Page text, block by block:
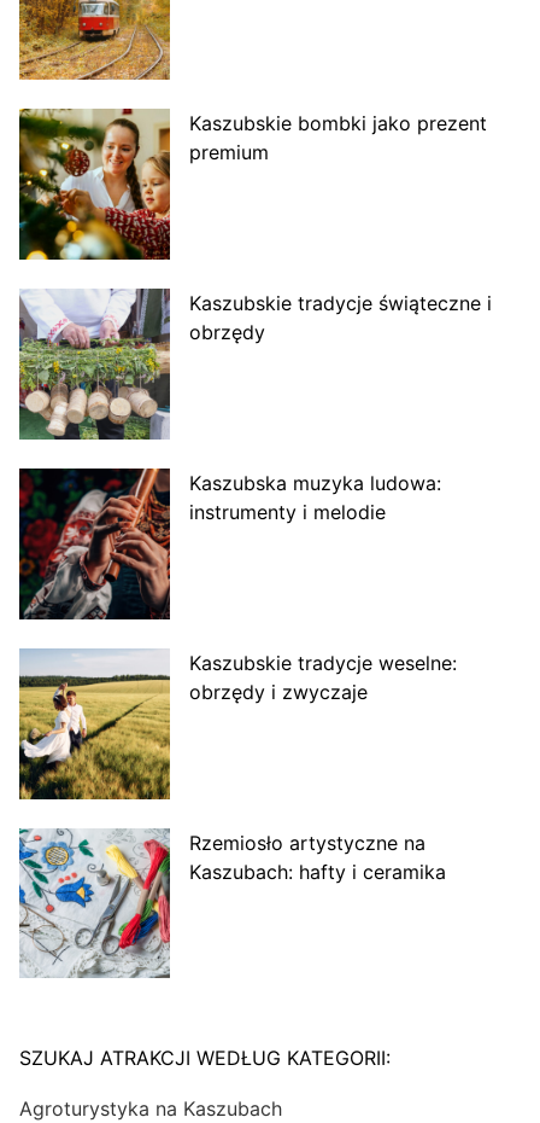
Kaszubskie bombki jako prezent
premium
Kaszubskie tradycje świąteczne i
obrzędy
Kaszubska muzyka ludowa:
instrumenty i melodie
Kaszubskie tradycje weselne:
obrzędy i zwyczaje
Rzemiosło artystyczne na
Kaszubach: hafty i ceramika
SZUKAJ ATRAKCJI WEDŁUG KATEGORII:
Agroturystyka na Kaszubach